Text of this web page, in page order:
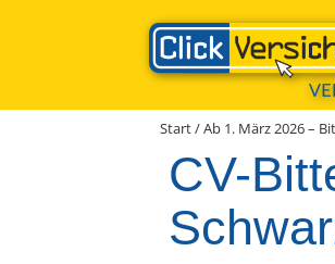
Start/Ab 1. März 2026 –
CV-